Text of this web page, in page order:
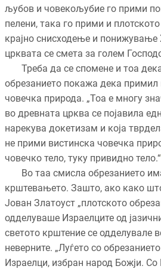
љубов и човекољубие го прими
пелени, така го прими и
крајно снисходење и понижување
црквата се смета за голем
Треба да се спомене и тоа
обрезанието покажа дека примил
човечка природа. „Тоа е многу
во древната црква се појавила
нарекува докетизам и која
не прими вистинска човечка
човечко тело, туку привидно тело.“
Во таа смисла обрезанието
крштевањето. Зашто, ако како
Јован Златоуст „плотското
одделуваше Израелците од
светото крштение се одделувале
неверните. „Луѓето со
Израелци, избран народ Божји. Со